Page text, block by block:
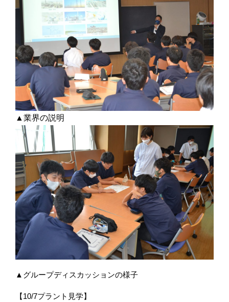
▲業界の説明
▲グループディスカッションの様子
【10/7プラント見学】